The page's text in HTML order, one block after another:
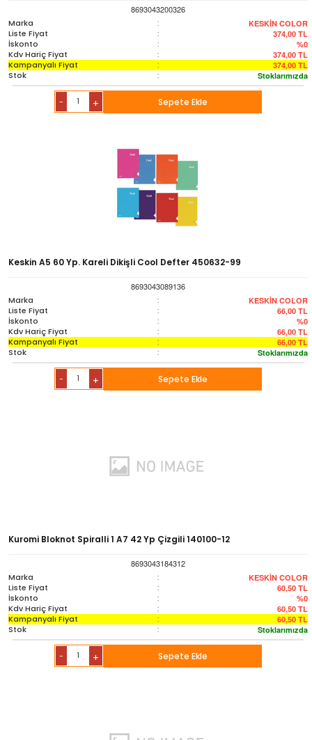
8693043200326
Marka
: KESKİN COLOR
Liste Fiyat : 374,00 TL
İskonto : %0
Kdv Hariç Fiyat : 374,00 TL
Kampanyalı Fiyat : 374,00 TL
Stok : Stoklarımızda
- + Sepete Ekle
Keskin A5 60 Yp. Kareli Dikişli Cool Defter 450632-99
8693043089136
Marka
: KESKİN COLOR
Liste Fiyat : 66,00 TL
İskonto : %0
Kdv Hariç Fiyat : 66,00 TL
Kampanyalı Fiyat : 66,00 TL
Stok : Stoklarımızda
- + Sepete Ekle
Kuromi Bloknot Spiralli 1 A7 42 Yp Çizgili 140100-12
8693043184312
Marka
: KESKİN COLOR
Liste Fiyat : 60,50 TL
İskonto : %0
Kdv Hariç Fiyat : 60,50 TL
Kampanyalı Fiyat : 60,50 TL
Stok : Stoklarımızda
- + Sepete Ekle